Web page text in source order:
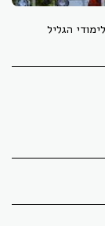
הגליל